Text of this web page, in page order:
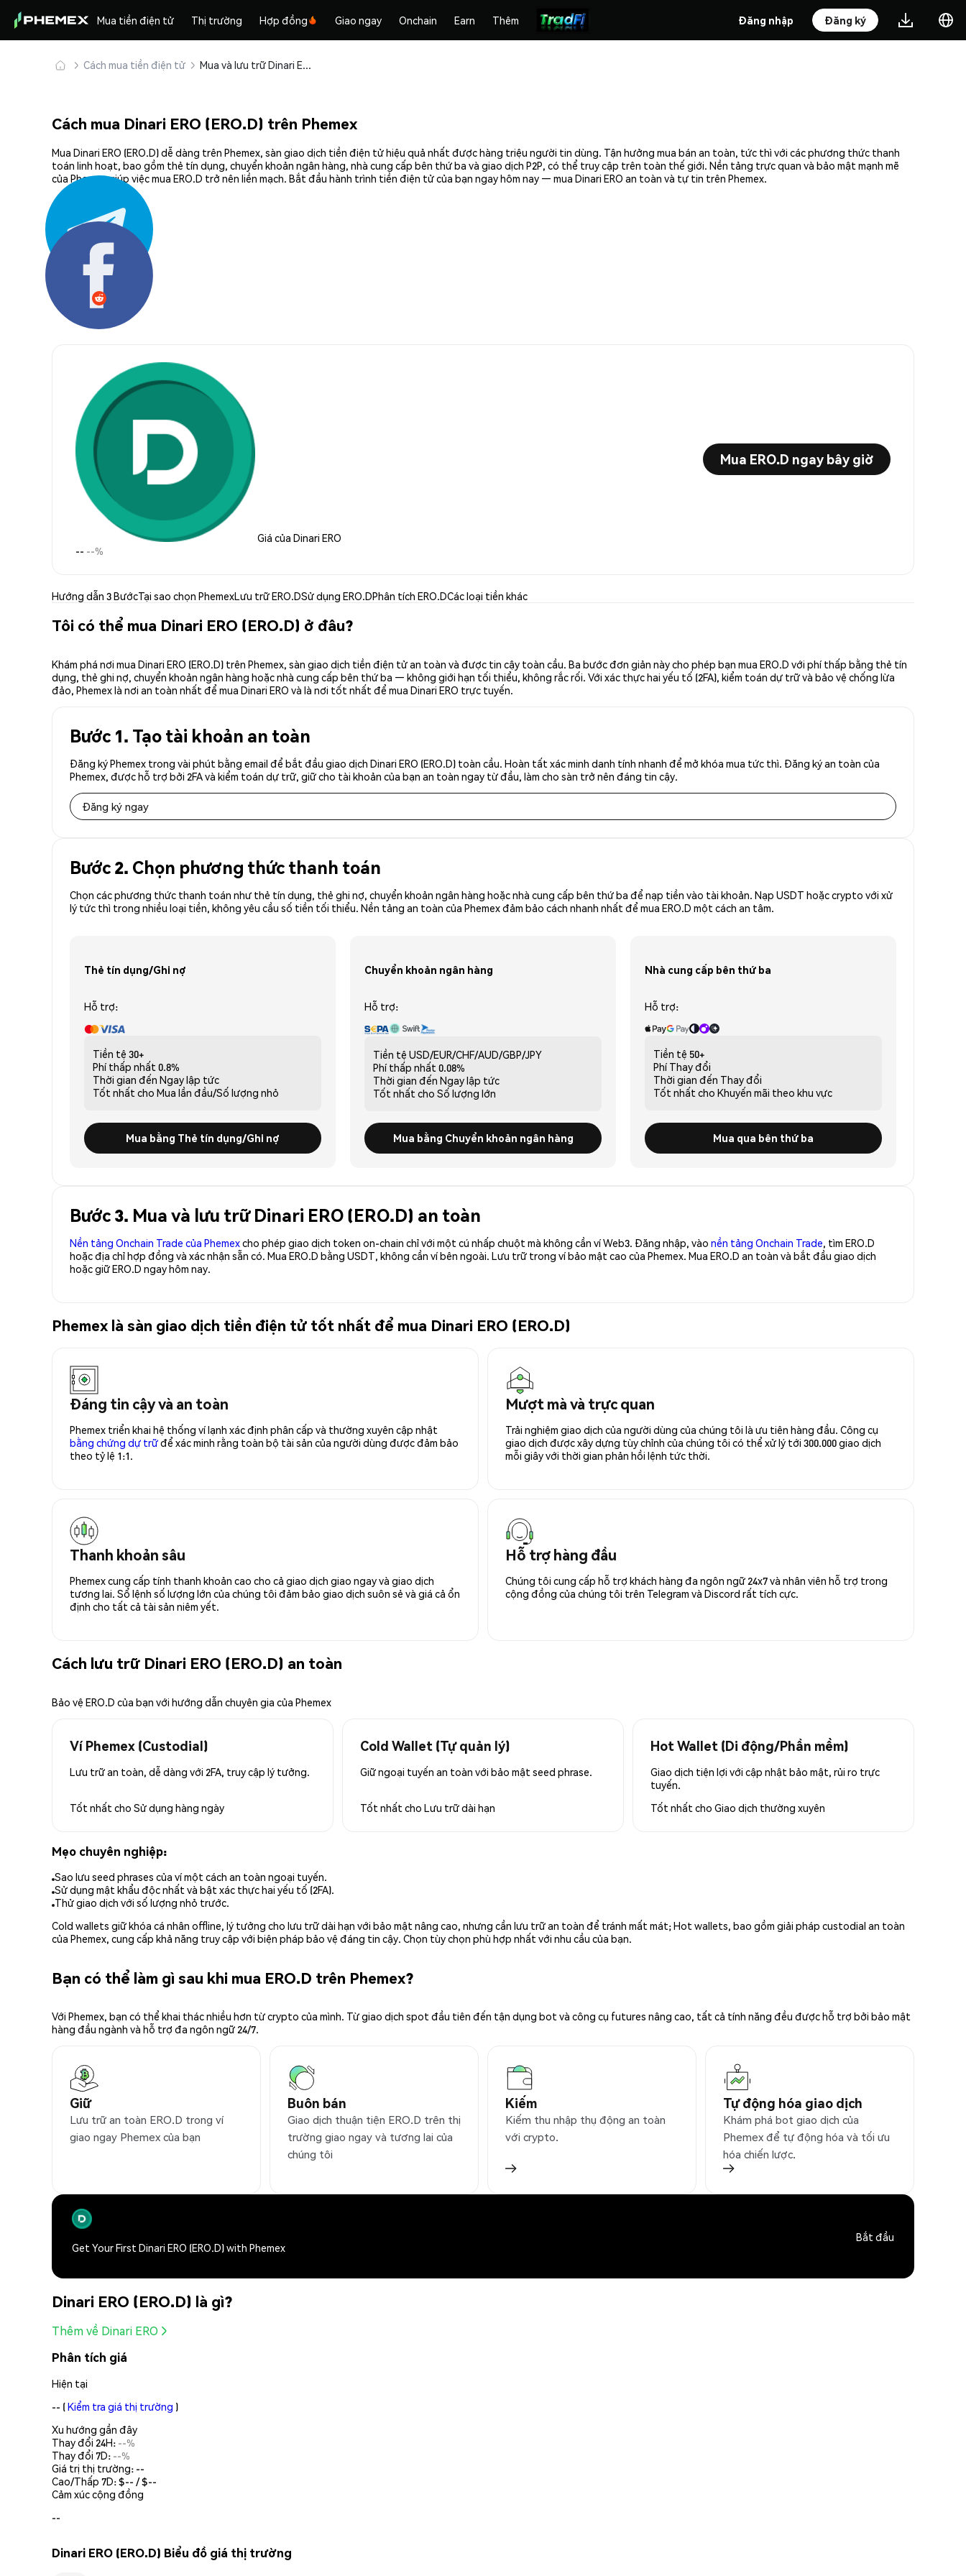
Mua tiền điện tử Thị trường Hợp đồng Giao ngay Onchain Earn Thêm Đăng nhập Đăng ký
Cách mua tiền điện tử Mua và lưu trữ Dinari ERO (ERO.D) an toàn
Cách mua Dinari ERO (ERO.D) trên Phemex
Mua Dinari ERO (ERO.D) dễ dàng trên Phemex, sàn giao dịch tiền điện tử hiệu quả nhất được hàng triệu người tin dùng. Tận hưởng mua bán an toàn, tức thì với các phương thức thanh
toán linh hoạt, bao gồm thẻ tín dụng, chuyển khoản ngân hàng, nhà cung cấp bên thứ ba và giao dịch P2P, có thể truy cập trên toàn thế giới. Nền tảng trực quan và bảo mật mạnh mẽ
của Phemex giúp việc mua ERO.D trở nên liền mạch. Bắt đầu hành trình tiền điện tử của bạn ngay hôm nay — mua Dinari ERO an toàn và tự tin trên Phemex.
Chia sẻ:
Giá của Dinari ERO
-- --%
Mua ERO.D ngay bây giờ
Hướng dẫn 3 BướcTại sao chọn PhemexLưu trữ ERO.DSử dụng ERO.DPhân tích ERO.DCác loại tiền khác
Tôi có thể mua Dinari ERO (ERO.D) ở đâu?
Khám phá nơi mua Dinari ERO (ERO.D) trên Phemex, sàn giao dịch tiền điện tử an toàn và được tin cậy toàn cầu. Ba bước đơn giản này cho phép bạn mua ERO.D với phí thấp bằng thẻ tín
dụng, thẻ ghi nợ, chuyển khoản ngân hàng hoặc nhà cung cấp bên thứ ba — không giới hạn tối thiểu, không rắc rối. Với xác thực hai yếu tố (2FA), kiểm toán dự trữ và bảo vệ chống lừa
đảo, Phemex là nơi an toàn nhất để mua Dinari ERO và là nơi tốt nhất để mua Dinari ERO trực tuyến.
Bước 1. Tạo tài khoản an toàn
Đăng ký Phemex trong vài phút bằng email để bắt đầu giao dịch Dinari ERO (ERO.D) toàn cầu. Hoàn tất xác minh danh tính nhanh để mở khóa mua tức thì. Đăng ký an toàn của
Phemex, được hỗ trợ bởi 2FA và kiểm toán dự trữ, giữ cho tài khoản của bạn an toàn ngay từ đầu, làm cho sàn trở nên đáng tin cậy.
Đăng ký ngay
Bước 2. Chọn phương thức thanh toán
Chọn các phương thức thanh toán như thẻ tín dụng, thẻ ghi nợ, chuyển khoản ngân hàng hoặc nhà cung cấp bên thứ ba để nạp tiền vào tài khoản. Nạp USDT hoặc crypto với xử
lý tức thì trong nhiều loại tiền, không yêu cầu số tiền tối thiểu. Nền tảng an toàn của Phemex đảm bảo cách nhanh nhất để mua ERO.D một cách an tâm.
Thẻ tín dụng/Ghi nợ
Hỗ trợ:
Tiền tệ 30+
Phí thấp nhất 0.8%
Thời gian đến Ngay lập tức
Tốt nhất cho Mua lần đầu/Số lượng nhỏ
Mua bằng Thẻ tín dụng/Ghi nợ
Chuyển khoản ngân hàng
Hỗ trợ:
Tiền tệ USD/EUR/CHF/AUD/GBP/JPY
Phí thấp nhất 0.08%
Thời gian đến Ngay lập tức
Tốt nhất cho Số lượng lớn
Mua bằng Chuyển khoản ngân hàng
Nhà cung cấp bên thứ ba
Hỗ trợ:
Tiền tệ 50+
Phí Thay đổi
Thời gian đến Thay đổi
Tốt nhất cho Khuyến mãi theo khu vực
Mua qua bên thứ ba
Bước 3. Mua và lưu trữ Dinari ERO (ERO.D) an toàn
Nền tảng Onchain Trade của Phemexcho phép giao dịch token on-chain chỉ với một cú nhấp chuột mà không cần ví Web3. Đăng nhập, vào nền tảng Onchain Trade, tìm ERO.D
hoặc địa chỉ hợp đồng và xác nhận sẵn có. Mua ERO.D bằng USDT, không cần ví bên ngoài. Lưu trữ trong ví bảo mật cao của Phemex. Mua ERO.D an toàn và bắt đầu giao dịch
hoặc giữ ERO.D ngay hôm nay.
Phemex là sàn giao dịch tiền điện tử tốt nhất để mua Dinari ERO (ERO.D)
Đáng tin cậy và an toàn
Phemex triển khai hệ thống ví lạnh xác định phân cấp và thường xuyên cập nhật
bằng chứng dự trữđể xác minh rằng toàn bộ tài sản của người dùng được đảm bảo
theo tỷ lệ 1:1.
Mượt mà và trực quan
Trải nghiệm giao dịch của người dùng của chúng tôi là ưu tiên hàng đầu. Công cụ
giao dịch được xây dựng tùy chỉnh của chúng tôi có thể xử lý tới 300.000 giao dịch
mỗi giây với thời gian phản hồi lệnh tức thời.
Thanh khoản sâu
Phemex cung cấp tính thanh khoản cao cho cả giao dịch giao ngay và giao dịch
tương lai. Sổ lệnh số lượng lớn của chúng tôi đảm bảo giao dịch suôn sẻ và giá cả ổn
định cho tất cả tài sản niêm yết.
Hỗ trợ hàng đầu
Chúng tôi cung cấp hỗ trợ khách hàng đa ngôn ngữ 24x7 và nhân viên hỗ trợ trong
cộng đồng của chúng tôi trên Telegram và Discord rất tích cực.
Cách lưu trữ Dinari ERO (ERO.D) an toàn
Bảo vệ ERO.D của bạn với hướng dẫn chuyên gia của Phemex
Ví Phemex (Custodial)
Lưu trữ an toàn, dễ dàng với 2FA, truy cập lý tưởng.
Tốt nhất cho Sử dụng hàng ngày
Cold Wallet (Tự quản lý)
Giữ ngoại tuyến an toàn với bảo mật seed phrase.
Tốt nhất cho Lưu trữ dài hạn
Hot Wallet (Di động/Phần mềm)
Giao dịch tiện lợi với cập nhật bảo mật, rủi ro trực
tuyến.
Tốt nhất cho Giao dịch thường xuyên
Mẹo chuyên nghiệp:
Sao lưu seed phrases của ví một cách an toàn ngoại tuyến.
Sử dụng mật khẩu độc nhất và bật xác thực hai yếu tố (2FA).
Thử giao dịch với số lượng nhỏ trước.
Cold wallets giữ khóa cá nhân offline, lý tưởng cho lưu trữ dài hạn với bảo mật nâng cao, nhưng cần lưu trữ an toàn để tránh mất mát; Hot wallets, bao gồm giải pháp custodial an toàn
của Phemex, cung cấp khả năng truy cập với biện pháp bảo vệ đáng tin cậy. Chọn tùy chọn phù hợp nhất với nhu cầu của bạn.
Bạn có thể làm gì sau khi mua ERO.D trên Phemex?
Với Phemex, bạn có thể khai thác nhiều hơn từ crypto của mình. Từ giao dịch spot đầu tiên đến tận dụng bot và công cụ futures nâng cao, tất cả tính năng đều được hỗ trợ bởi bảo mật
hàng đầu ngành và hỗ trợ đa ngôn ngữ 24/7.
Giữ
Lưu trữ an toàn ERO.D trong ví
giao ngay Phemex của bạn
Buôn bán
Giao dịch thuận tiện ERO.D trên thị
trường giao ngay và tương lai của
chúng tôi
Kiếm
Kiếm thu nhập thụ động an toàn
với crypto.
Tự động hóa giao dịch
Khám phá bot giao dịch của
Phemex để tự động hóa và tối ưu
hóa chiến lược.
Get Your First Dinari ERO (ERO.D) with Phemex
Bắt đầu
Dinari ERO (ERO.D) là gì?
Thêm về Dinari ERO
Phân tích giá
Hiện tại
-- (Kiểm tra giá thị trường )
Xu hướng gần đây
Thay đổi 24H: --%
Thay đổi 7D: --%
Giá trị thị trường: --
Cao/Thấp 7D: $-- / $--
Cảm xúc cộng đồng
--
Dinari ERO (ERO.D) Biểu đồ giá thị trường